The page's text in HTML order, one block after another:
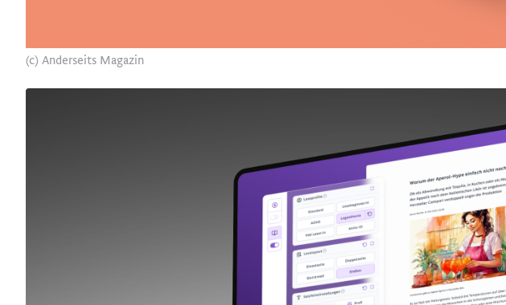
(c) Anderseits Magazin